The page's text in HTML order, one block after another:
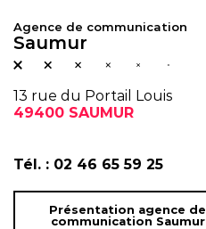
Agence de communication
Saumur
13 rue du Portail Louis
49400 SAUMUR
Tél. : 02 46 65 59 25
Présentation agence de
communication Saumur